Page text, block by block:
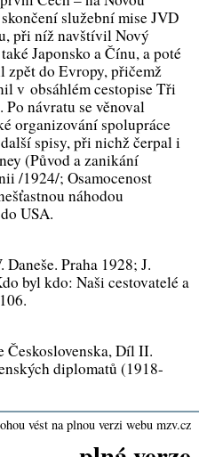
služební mise JVD
při níž navštívil Nový
Japonsko a Čínu, a poté
zpět do Evropy, přičemž
v obsáhlém cestopiseTři
Po návratu se věnoval
organizování spolupráce
spisy, při nichž čerpal i
(Původ a zanikání
/1924/; Osamocenost
náhodou
USA.
Daneše. Praha 1928; J.
byl kdo: Naši cestovatelé a
Československa, Díl II.
diplomatů (1918-
vést na plnou verzi webu mzv.cz